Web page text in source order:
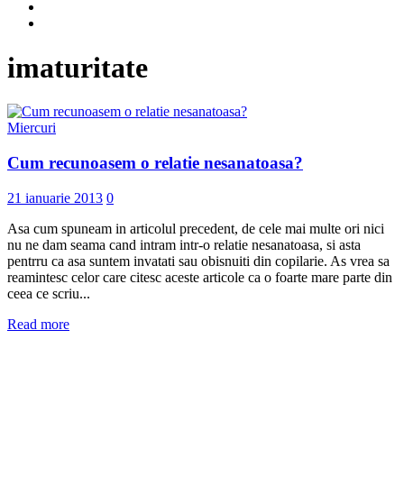
imaturitate
Miercuri
Cum recunoasem o relatie nesanatoasa?
21 ianuarie 2013 0
Asa cum spuneam in articolul precedent, de cele mai multe ori nici
nu ne dam seama cand intram intr-o relatie nesanatoasa, si asta
pentrru ca asa suntem invatati sau obisnuiti din copilarie. As vrea sa
reamintesc celor care citesc aceste articole ca o foarte mare parte din
ceea ce scriu...
Read more